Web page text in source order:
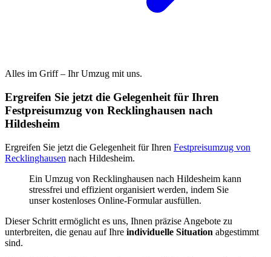
Alles im Griff – Ihr Umzug mit uns.
Ergreifen Sie jetzt die Gelegenheit für Ihren
Festpreisumzug von Recklinghausen nach
Hildesheim
Ergreifen Sie jetzt die Gelegenheit für Ihren Festpreisumzug von
Recklinghausen nach Hildesheim.
Ein Umzug von Recklinghausen nach Hildesheim kann
stressfrei und effizient organisiert werden, indem Sie
unser kostenloses Online-Formular ausfüllen.
Dieser Schritt ermöglicht es uns, Ihnen präzise Angebote zu
unterbreiten, die genau auf Ihre individuelle Situation abgestimmt
sind.